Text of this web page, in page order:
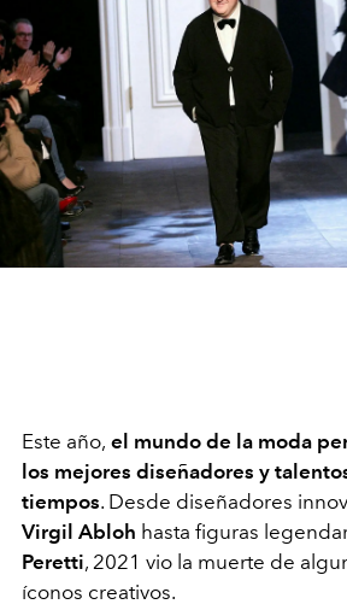
Este año, el mundo de la moda
los mejores diseñadores y
tiempos. Desde diseñadores
Virgil Abloh hasta figuras
Peretti, 2021 vio la muerte de
íconos creativos.